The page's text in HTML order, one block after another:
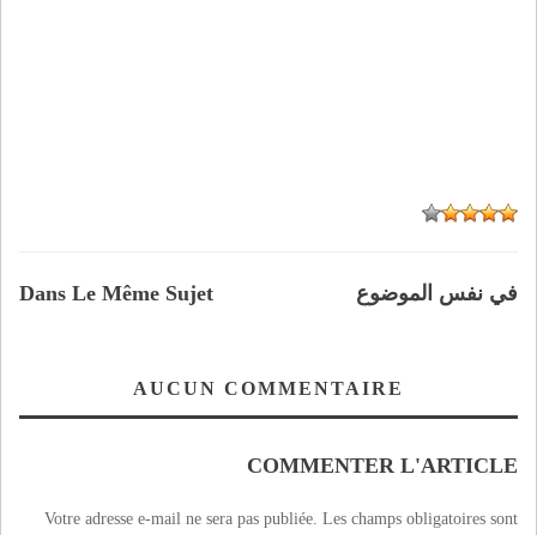
Dans Le Même Sujet في نفس الموضوع
AUCUN COMMENTAIRE
COMMENTER L'ARTICLE
Votre adresse e-mail ne sera pas publiée. Les champs obligatoires sont